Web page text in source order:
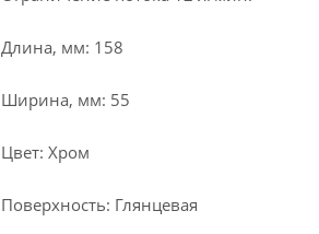
Длина, мм: 158
Ширина, мм: 55
Цвет: Хром
Поверхность: Глянцевая